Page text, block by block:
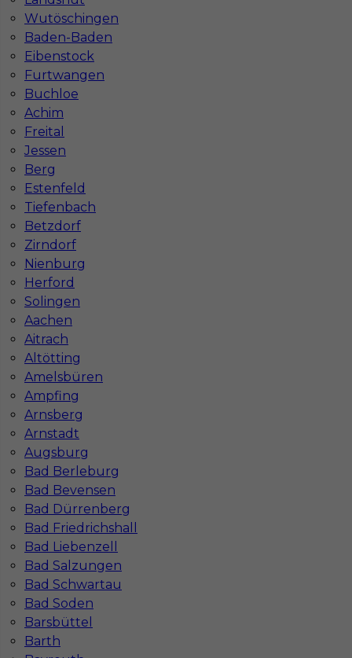
Wutöschingen
Baden-Baden
Eibenstock
Furtwangen
Buchloe
Achim
Freital
Jessen
Berg
Estenfeld
Tiefenbach
Betzdorf
Zirndorf
Nienburg
Herford
Solingen
Aachen
Aitrach
Altötting
Amelsbüren
Ampfing
Arnsberg
Arnstadt
Augsburg
Bad Berleburg
Bad Bevensen
Bad Dürrenberg
Bad Friedrichshall
Bad Liebenzell
Bad Salzungen
Bad Schwartau
Bad Soden
Barsbüttel
Barth
Wyburzenia - praca w Niemczech bez języka
Kategoria Pracownicy fizyczni
Lokalizacja
Wymagane języki
Stawka 15 - 17 € / h
Praca rozbiórki / wyburzenia w Niemczech
bez języka
Kategoria Pracownicy fizyczni
Lokalizacja Niemcy
Wymagane języki
Stawka 15 - 17 € / h
1
Znaleziono 5 wyników